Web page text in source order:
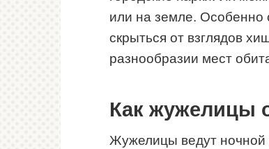
или на земле. Особенно
скрыться от взглядов
разнообразии мест
Как жужелицы
Жужелицы ведут ночной